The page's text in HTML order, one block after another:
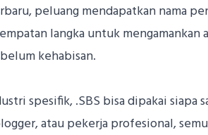
peluang mendapatkan nama
langka untuk mengamankan
kehabisan.
spesifik, .SBS bisa dipakai siapa
atau pekerja profesional,